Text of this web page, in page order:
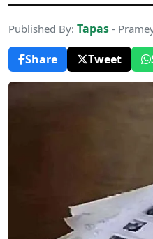
Published By: Tapas -
Share
Tweet